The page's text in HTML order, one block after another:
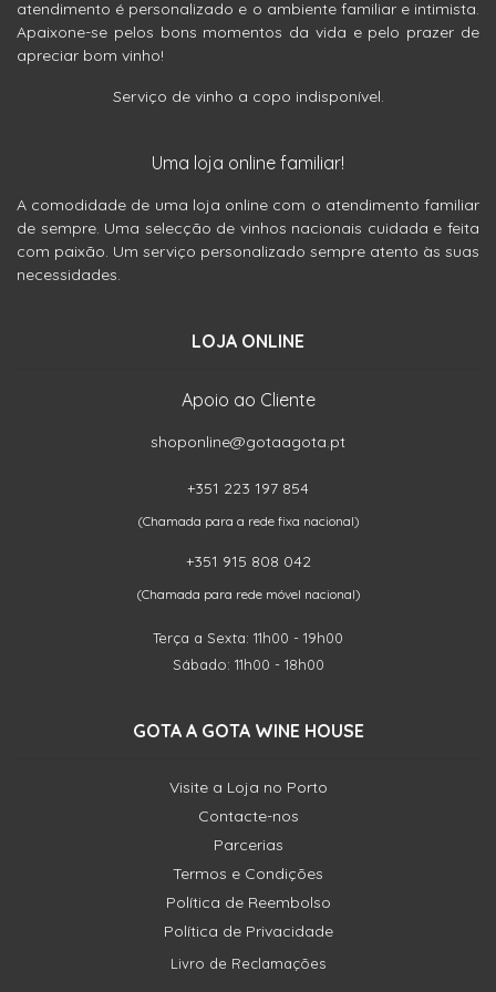
atendimento é personalizado e o ambiente familiar e intimista.
Apaixone-se pelos bons momentos da vida e pelo prazer de
apreciar bom vinho!
Serviço de vinho a copo indisponível.
Uma loja online familiar!
A comodidade de uma loja online com o atendimento familiar
de sempre. Uma selecção de vinhos nacionais cuidada e feita
com paixão. Um serviço personalizado sempre atento às suas
necessidades.
LOJA ONLINE
Apoio ao Cliente
shoponline@gotaagota.pt
+351 223 197 854
(Chamada para a rede fixa nacional)
+351 915 808 042
(Chamada para rede móvel nacional)
Terça a Sexta: 11h00 - 19h00
Sábado: 11h00 - 18h00
GOTA A GOTA WINE HOUSE
Visite a Loja no Porto
Contacte-nos
Parcerias
Termos e Condições
Política de Reembolso
Política de Privacidade
Livro de Reclamações